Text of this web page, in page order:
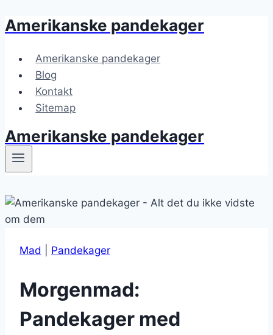
Fortsæt
indhold
Amerikanske pandekager
Amerikanske pandekager
Blog
Kontakt
Sitemap
Amerikanske pandekager
Mad Pandekager
Morgenmad:
Pandekager med